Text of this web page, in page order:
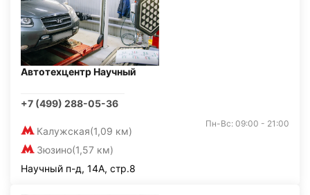
Автотехцентр Научный
+7 (499) 288-05-36
Калужская(1,09 км)
Зюзино(1,57 км)
Пн-Вс: 09:00 - 21:00
Научный п-д, 14А, стр.8